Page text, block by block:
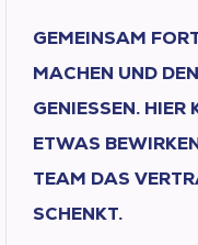
GEMEINSAM
MACHEN UND
GENIESSEN. HIER
TWAS BEWIRKEN,
EAM DAS
CHENKT.